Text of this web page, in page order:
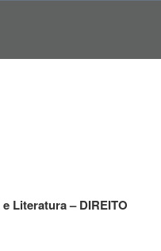
Literatura – DIREITO